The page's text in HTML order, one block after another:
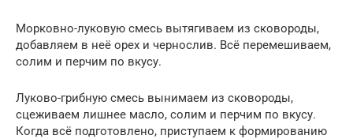
Морковно-луковую смесь вытягиваем из сковороды,
добавляем в неё орех и чернослив. Всё перемешиваем,
солим и перчим по вкусу.
Луково-грибную смесь вынимаем из сковороды,
сцеживаем лишнее масло, солим и перчим по вкусу.
Когда всё подготовлено, приступаем к формированию